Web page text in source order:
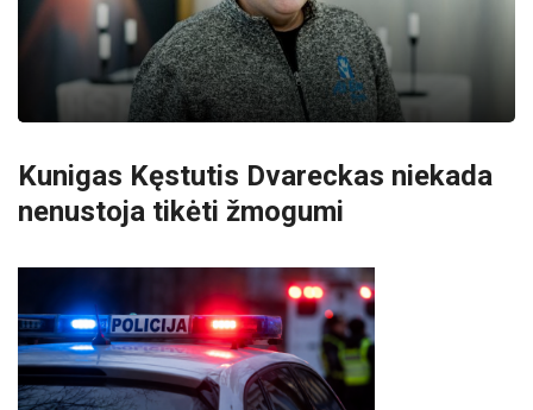
Kunigas Kęstutis Dvareckas niekada
nenustoja tikėti žmogumi